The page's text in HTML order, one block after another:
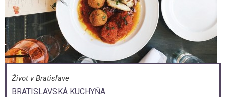
Život v Bratislave
BRATISLAVSKÁ KUCHYŇA